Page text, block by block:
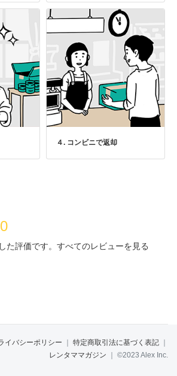
４. コンビニで返却
た評価です。 すべてのレビューを見る
イバシーポリシー 特定商取引法に基づく表記
レンタママガジン
©2023 Alex Inc.